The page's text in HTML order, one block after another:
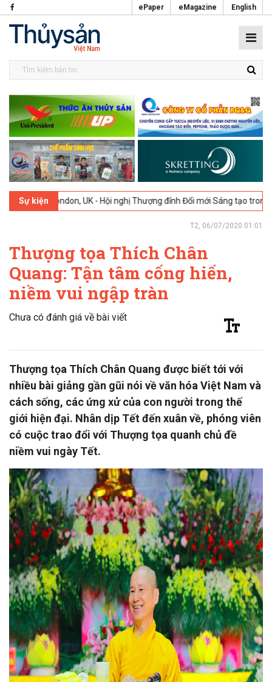
ePaper eMagazine English
Sự kiện
UK - Hội nghị Thượng đỉnh Đổi mới Sáng tạo trong Ngành Thực
T2, 06/07/2020 01:01
Thượng tọa Thích Chân
Quang: Tận tâm cống hiến,
niềm vui ngập tràn
Chưa có đánh giá về bài viết
Thượng tọa Thích Chân Quang được biết tới với
nhiều bài giảng gần gũi nói về văn hóa Việt Nam và
cách sống, các ứng xử của con người trong thế
giới hiện đại. Nhân dịp Tết đến xuân về, phóng viên
có cuộc trao đổi với Thượng tọa quanh chủ đề
niềm vui ngày Tết.